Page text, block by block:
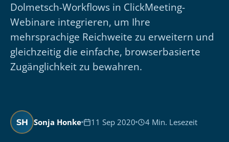
Dolmetsch-Workflows in ClickMeeting-
Webinare integrieren, um Ihre
mehrsprachige Reichweite zu erweitern und
gleichzeitig die einfache, browserbasierte
Zugänglichkeit zu bewahren.
SH Sonja Honke 11 Sep 2020 4 Min. Lesezeit